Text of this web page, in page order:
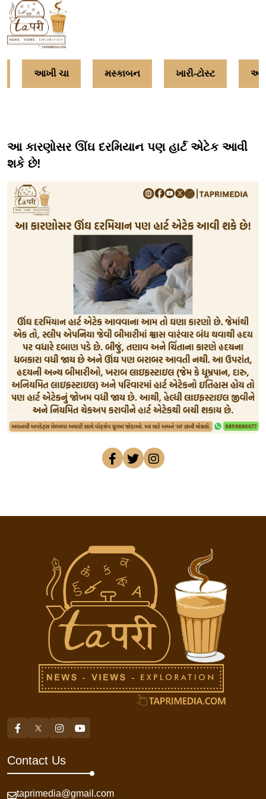
આખી ચા મસ્કાબન ખારી-ટોસ્ટ
આ કારણોસર ઊંઘ દરમિયાન પણ હાર્ટ એટેક આવી
શકે છે!
Contact Us
taprimedia@gmail.com